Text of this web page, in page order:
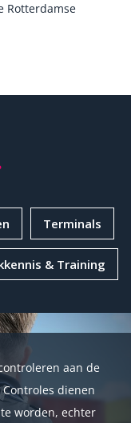
Rotterdamse
Terminals
& Training
aan de
dienen
worden, echter